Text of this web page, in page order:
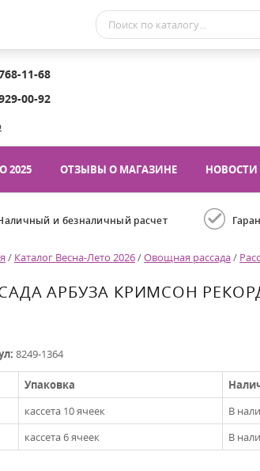
11-68
00-92
2025 ОТЗЫВЫ О МАГАЗИНЕ
и безналичный расчет
/ Каталог Весна-Лето 2026/Овощная рассада/
АРБУЗА КРИМСОН
8249-1364
Упаковка
кассета 10 ячеек
В
кассета 6 ячеек
В